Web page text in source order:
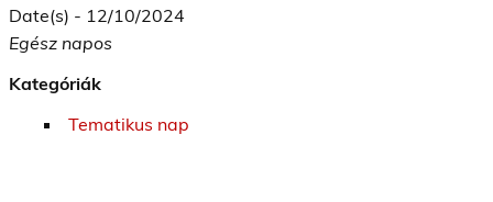
Date(s) - 12/10/2024
Egész napos
Kategóriák
Tematikus nap